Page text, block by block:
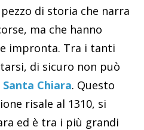
di storia che narra
ma che hanno
impronta. Tra i tanti
di sicuro non può
Chiara. Questo
risale al 1310, si
ed è tra i più grandi